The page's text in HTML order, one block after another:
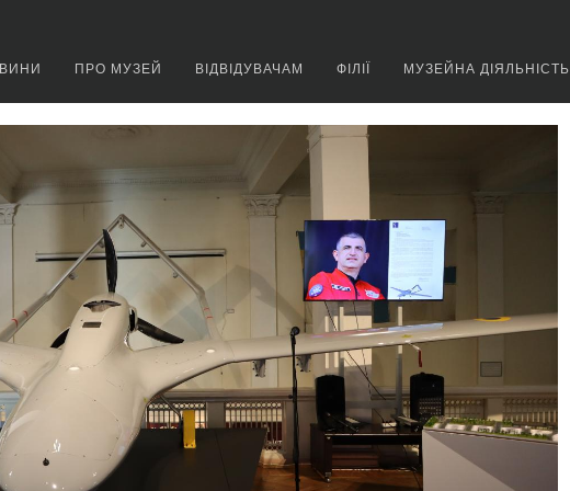
ПРО МУЗЕЙ ВІДВІДУВАЧАМ ФІЛІЇ МУЗЕЙНА ДІЯЛЬНІСТЬ